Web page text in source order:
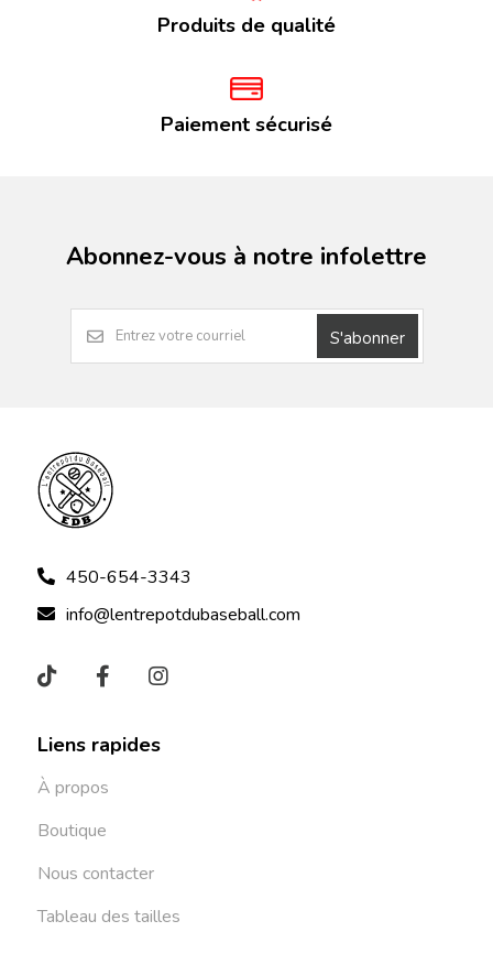
Produits de qualité
Paiement sécurisé
Abonnez-vous à notre infolettre
S'abonner
450-654-3343
info@lentrepotdubaseball.com
Liens rapides
À propos
Boutique
Nous contacter
Tableau des tailles